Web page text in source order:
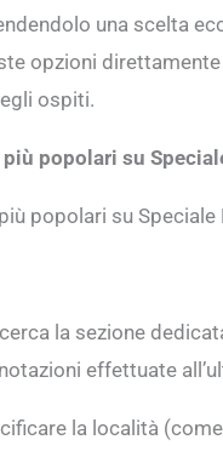
una scelta
opzioni
ospiti.
popolari su
popolari su
la sezione
effettuate
la località